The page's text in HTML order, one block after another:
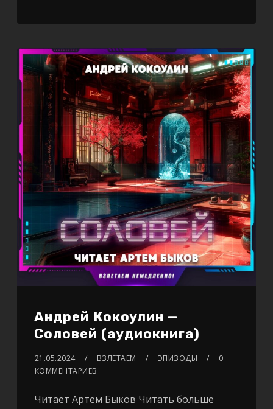
Андрей Кокоулин —
Соловей (аудиокнига)
21.05.2024 ВЗЛЕТАЕМ ЭПИЗОДЫ
0
КОММЕНТАРИЕВ
Читает Артем Быков Читать больше